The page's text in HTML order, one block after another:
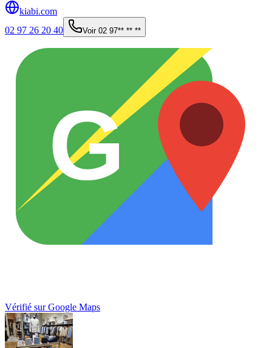
kiabi.com
02 97 26 20 40
Voir 02 97** ** **
G
Vérifié sur Google Maps